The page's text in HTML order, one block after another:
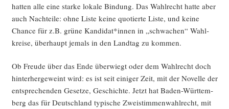
hat­ten alle eine star­ke loka­le Bin­dung. Das Wahl­recht hat­te aber
auch Nach­tei­le: ohne Lis­te kei­ne quo­tier­te Lis­te, und kei­ne
Chan­ce für z.B. grü­ne Kandidat*innen in „schwa­chen“ Wahl­
krei­se, über­haupt jemals in den Land­tag zu kommen.
Ob Freu­de über das Ende über­wiegt oder dem Wahl­recht doch
hin­ter­her­ge­weint wird: es ist seit eini­ger Zeit, mit der Novel­le der
ent­spre­chen­den Geset­ze, Geschich­te. Jetzt hat Baden-Würt­tem­
berg das für Deutsch­land typi­sche Zwei­stim­men­wahl­recht, mit